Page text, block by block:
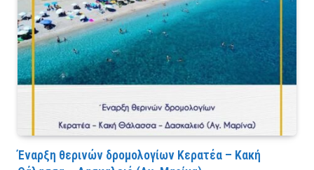
Έναρξη θερινών δρομολογίων Κερατέα – Κακή